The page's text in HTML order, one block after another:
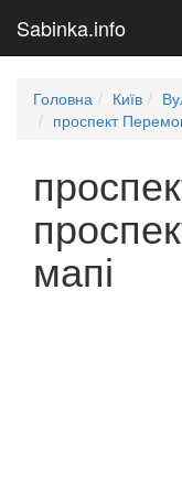
Sabinka.info
Головна Київ
проспект
мапі